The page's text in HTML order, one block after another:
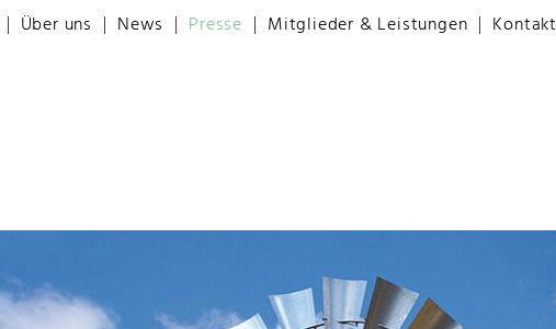
Über uns News Presse Mitglieder & Leistungen Kontakt